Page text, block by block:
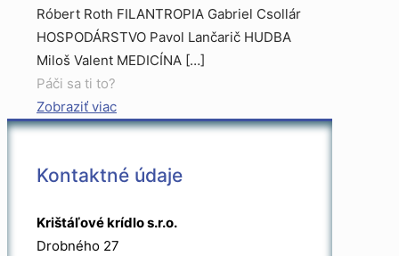
Róbert Roth FILANTROPIA Gabriel Csollár
HOSPODÁRSTVO Pavol Lančarič HUDBA
Miloš Valent MEDICÍNA […]
Páči sa ti to?
Zobraziť viac
Kontaktné údaje
Krištáľové krídlo s.r.o.
Drobného 27